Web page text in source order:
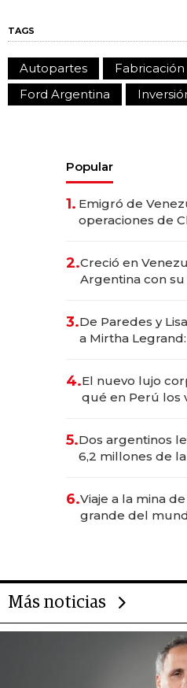
TAGS
Autopartes Fabricación
Ford Argentina
Popular
1. Emigró de
operaciones de
2.Creció en
Argentina con
las marcas "fast
3.De Paredes y
a Mirtha
4.El nuevo lujo
qué en Perú los
para convertirse
transformadoras
5.Dos argentinos
6,2 millones de
6.Viaje a la mina
grande del
Más noticias